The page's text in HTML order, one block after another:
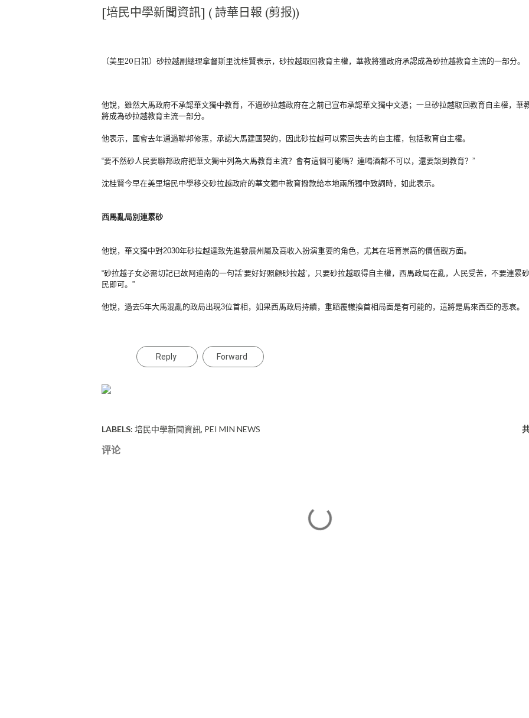
[培民中學新聞資訊] ( 詩華日報 (剪报))
（美里20日訊）砂拉越副總理拿督斯里沈桂賢表示， 砂拉越取回教育主權， 華教將獲政府承認成為砂拉越教育主流的一部分。
他說，雖然大馬政府不承認華文獨中教育， 不過砂拉越政府在之前已宣布承認華文獨中文憑； 一旦砂拉越取回教育自主權，華
將成為砂拉越教育主流一部分。
他表示，國會去年通過聯邦修憲，承認大馬建國契約， 因此砂拉越可以索回失去的自主權，包括教育自主權。
“要不然砂人民要聯邦政府把華文獨中列為大馬教育主流？ 會有這個可能嗎？連喝酒都不可以，還要談到教育？”
沈桂賢今早在美里培民中學移交砂拉越政府的華文獨中教育撥款給本地兩所獨中致詞時，如此表示。
西馬亂局別連累砂
他說， 華文獨中對2030年砂拉越達致先進發展州屬及高收入扮演重要的角色，尤其在培育崇高的價值觀方面。
“砂拉越子女必需切記已故阿迪南的一句話‘要好好照顧砂拉越’， 只要砂拉越取得自主權，西馬政局在亂，人民受苦， 不要連累
民即可。”
他說，過去5年大馬混亂的政局出現3位首相，如果西馬政局持續， 重蹈覆轍換首相局面是有可能的，這將是馬來西亞的悲哀。
Reply Forward
LABELS: 培民中學新聞資訊 PEI MIN NEWS
评论